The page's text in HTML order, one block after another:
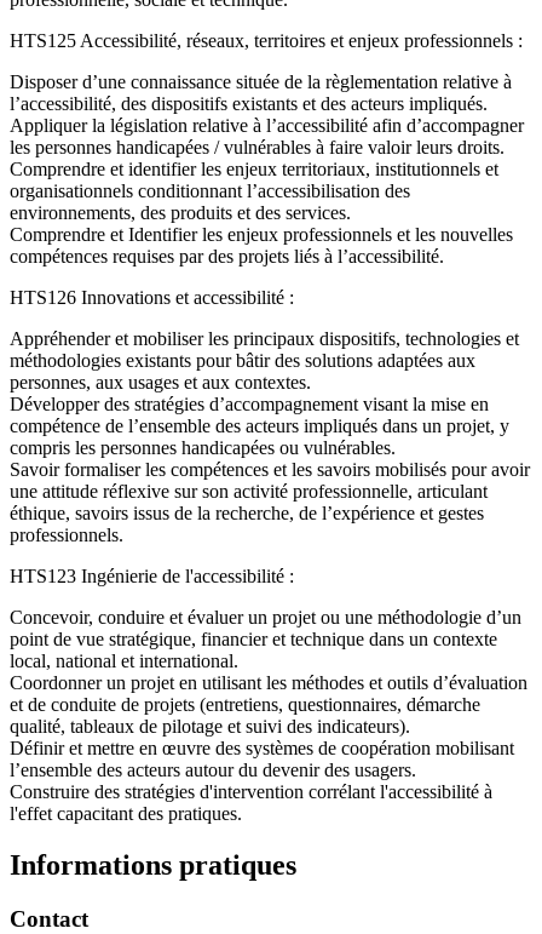
HTS125 Accessibilité, réseaux, territoires et enjeux professionnels :
Disposer d’une connaissance située de la règlementation relative à
l’accessibilité, des dispositifs existants et des acteurs impliqués.
Appliquer la législation relative à l’accessibilité afin d’accompagner
les personnes handicapées / vulnérables à faire valoir leurs droits.
Comprendre et identifier les enjeux territoriaux, institutionnels et
organisationnels conditionnant l’accessibilisation des
environnements, des produits et des services.
Comprendre et Identifier les enjeux professionnels et les nouvelles
compétences requises par des projets liés à l’accessibilité.
HTS126 Innovations et accessibilité :
Appréhender et mobiliser les principaux dispositifs, technologies et
méthodologies existants pour bâtir des solutions adaptées aux
personnes, aux usages et aux contextes.
Développer des stratégies d’accompagnement visant la mise en
compétence de l’ensemble des acteurs impliqués dans un projet, y
compris les personnes handicapées ou vulnérables.
Savoir formaliser les compétences et les savoirs mobilisés pour avoir
une attitude réflexive sur son activité professionnelle, articulant
éthique, savoirs issus de la recherche, de l’expérience et gestes
professionnels.
HTS123 Ingénierie de l'accessibilité :
Concevoir, conduire et évaluer un projet ou une méthodologie d’un
point de vue stratégique, financier et technique dans un contexte
local, national et international.
Coordonner un projet en utilisant les méthodes et outils d’évaluation
et de conduite de projets (entretiens, questionnaires, démarche
qualité, tableaux de pilotage et suivi des indicateurs).
Définir et mettre en œuvre des systèmes de coopération mobilisant
l’ensemble des acteurs autour du devenir des usagers.
Construire des stratégies d'intervention corrélant l'accessibilité à
l'effet capacitant des pratiques.
Informations pratiques
Contact